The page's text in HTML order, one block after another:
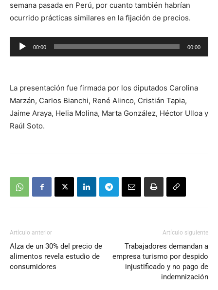
semana pasada en Perú, por cuanto también habrían
ocurrido prácticas similares en la fijación de precios.
Reproductor
de
00:00 00:00
La presentación fue firmada por los diputados Carolina
Marzán, Carlos Bianchi, René Alinco, Cristián Tapia,
Jaime Araya, Helia Molina, Marta González, Héctor Ulloa y
Raúl Soto.
Artículo anterior
Alza de un 30% del precio de
alimentos revela estudio de
consumidores
Artículo siguiente
Trabajadores demandan a
empresa turismo por despido
injustificado y no pago de
indemnización